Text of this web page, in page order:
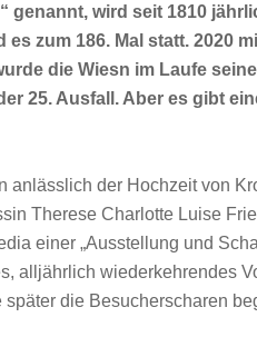
genannt, wird seit 1810
zum 186. Mal statt. 2020
die Wiesn im Laufe
25. Ausfall. Aber es gibt
anlässlich der Hochzeit von
Therese Charlotte Luise
einer „Ausstellung und
alljährlich wiederkehrendes
die Besucherscharen